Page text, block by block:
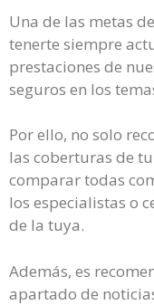
Una de las metas
tenerte siempre
prestaciones de
seguros en los
Por ello, no solo
las coberturas de
comparar todas
los especialistas o
de la tuya.
Además, es
apartado de